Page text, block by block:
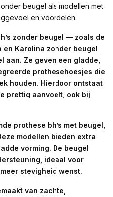
beugel als modellen met
en voordelen.
zonder beugel — zoals de
en Karolina zonder beugel
Ze geven een gladde,
prothesehoesjes die
houden. Hierdoor ontstaat
prettig aanvoelt, ook bij
prothese bh’s met beugel,
modellen bieden extra
vorming. De beugel
ideaal voor
stevigheid wenst.
van zachte,